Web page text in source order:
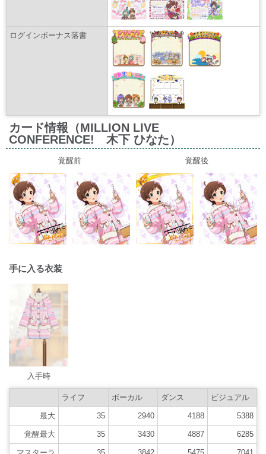
ログインボーナス落書
カード情報（MILLION LIVE
CONFERENCE! 木下 ひなた）
覚醒前 覚醒後
手に入る衣装
入手時
ライフ ボーカル ダンス ビジュアル
最大 35 2940 4188 5388
覚醒最大 35 3430 4887 6285